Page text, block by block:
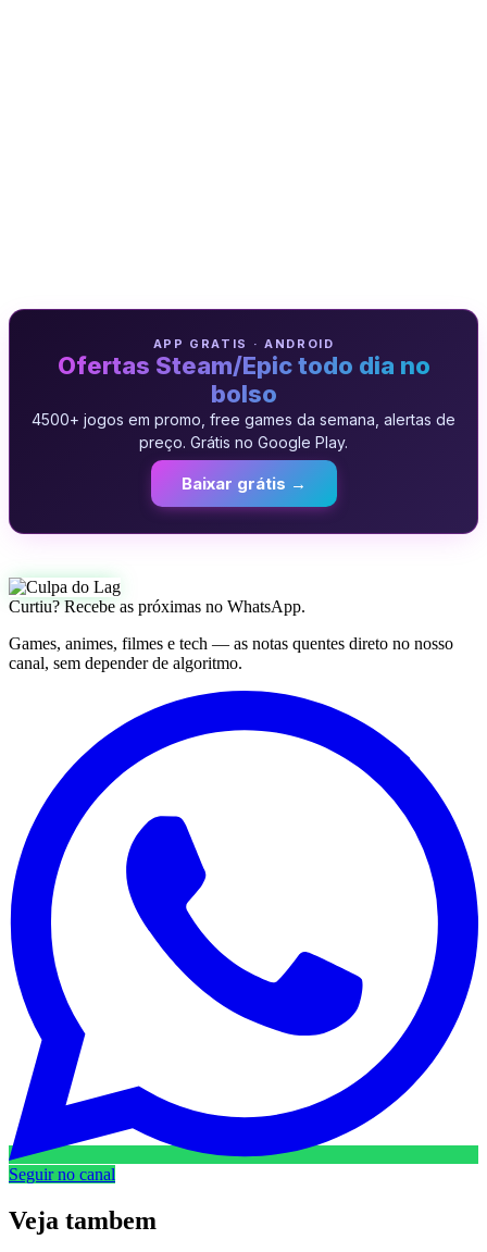
APP GRATIS · ANDROID
Ofertas Steam/Epic todo dia no
bolso
4500+ jogos em promo, free games da semana, alertas de
preço. Grátis no Google Play.
Baixar grátis →
Curtiu? Recebe as próximas no WhatsApp.
Games, animes, filmes e tech — as notas quentes direto no nosso
canal, sem depender de algoritmo.
Seguir no canal
Veja tambem